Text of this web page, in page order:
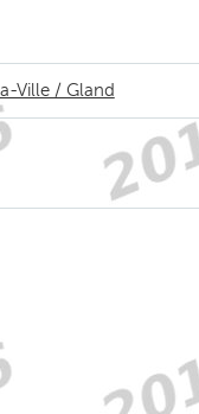
Ville / Gland